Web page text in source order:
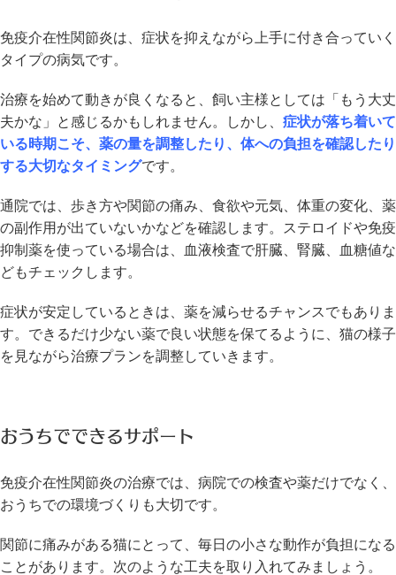
免疫介在性関節炎は、症状を抑えながら上手に付き合っていく
タイプの病気です。
治療を始めて動きが良くなると、飼い主様としては「もう大丈
夫かな」と感じるかもしれません。しかし、 症状が落ち着いて
いる時期こそ、薬の量を調整したり、体への負担を確認したり
する大切なタイミングです。
通院では、歩き方や関節の痛み、食欲や元気、体重の変化、薬
の副作用が出ていないかなどを確認します。ステロイドや免疫
抑制薬を使っている場合は、血液検査で肝臓、腎臓、血糖値な
どもチェックします。
症状が安定しているときは、薬を減らせるチャンスでもありま
す。できるだけ少ない薬で良い状態を保てるように、猫の様子
を見ながら治療プランを調整していきます。
おうちでできるサポート
免疫介在性関節炎の治療では、病院での検査や薬だけでなく、
おうちでの環境づくりも大切です。
関節に痛みがある猫にとって、毎日の小さな動作が負担になる
ことがあります。次のような工夫を取り入れてみましょう。